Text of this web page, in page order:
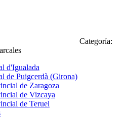
Categoría:
d'Igualada
de Puigcerdà (Girona)
de Zaragoza
de Vizcaya
de Teruel